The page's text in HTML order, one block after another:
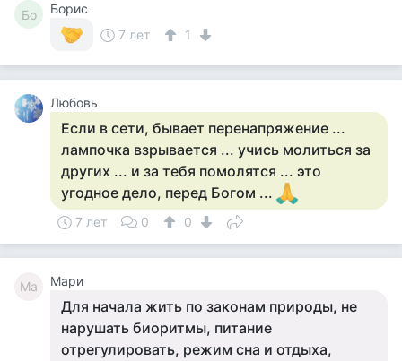
Бо
Борис
7 лет
1
Любовь
Если в сети, бывает перенапряжение ...
лампочка взрывается ... учись молиться за
других ... и за тебя помолятся ... это
угодное дело, перед Богом ...
7 лет 0 0
Ма Мари
Для начала жить по законам природы, не
нарушать биоритмы, питание
отрегулировать, режим сна и отдыха,